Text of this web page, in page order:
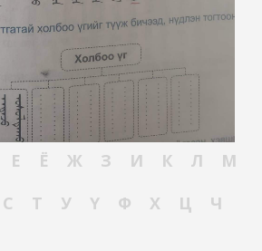
Е Ё Ж З И К Л
М
С Т У Ү Ф Х Ц
Ч